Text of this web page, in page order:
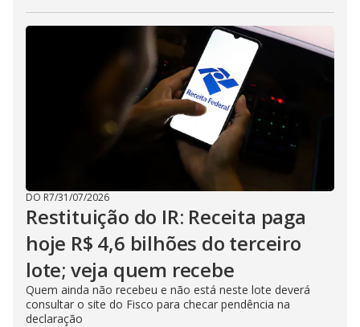
DO R7/31/07/2026
Restituição do IR: Receita paga
hoje R$ 4,6 bilhões do terceiro
lote; veja quem recebe
Quem ainda não recebeu e não está neste lote deverá
consultar o site do Fisco para checar pendência na
declaração